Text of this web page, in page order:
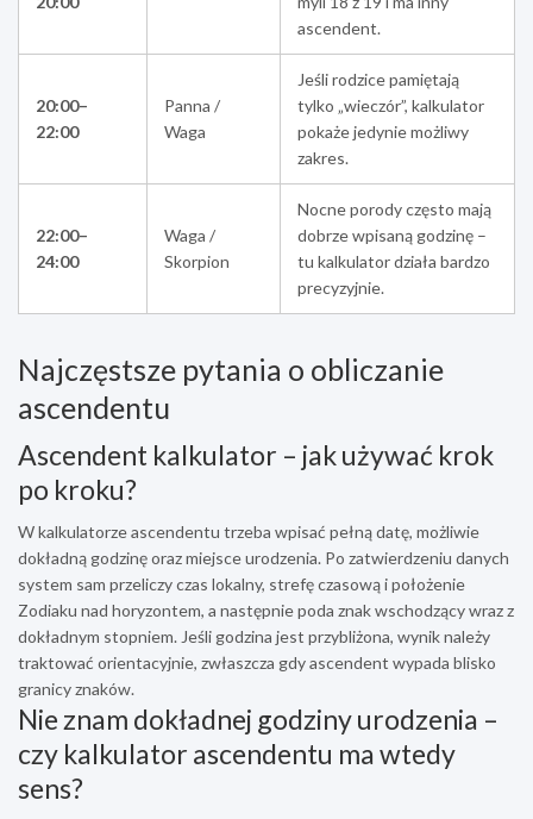
ascendent.
20:00–
22:00
Panna /
Waga
Jeśli rodzice pamiętają
tylko „wieczór”, kalkulator
pokaże jedynie możliwy
zakres.
22:00–
24:00
Waga /
Skorpion
Nocne porody często mają
dobrze wpisaną godzinę –
tu kalkulator działa bardzo
precyzyjnie.
Najczęstsze pytania o obliczanie
ascendentu
Ascendent kalkulator – jak używać krok
po kroku?
W kalkulatorze ascendentu trzeba wpisać pełną datę, możliwie
dokładną godzinę oraz miejsce urodzenia. Po zatwierdzeniu danych
system sam przeliczy czas lokalny, strefę czasową i położenie
Zodiaku nad horyzontem, a następnie poda znak wschodzący wraz z
dokładnym stopniem. Jeśli godzina jest przybliżona, wynik należy
traktować orientacyjnie, zwłaszcza gdy ascendent wypada blisko
granicy znaków.
Nie znam dokładnej godziny urodzenia –
czy kalkulator ascendentu ma wtedy
sens?